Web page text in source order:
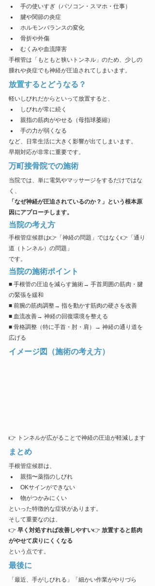
手の使いすぎ（パソコン・スマホ・仕事）
腱や関節の炎症
ホルモンバランスの変化
骨折や外傷
むくみや血流障害
手根管は「もともと狭いトンネル」のため、少しの
腫れや炎症でも神経が圧迫されてしまいます。
放置するとどうなる？
軽いしびれだからといって放置すると、
しびれが常に続く
親指の筋肉がやせる（母指球萎縮）
手の力が弱くなる
など、日常生活に大きく影響が出てしまいます。
早期対応が非常に重要です。
万町接骨院での施術
当院では、単に電気やマッサージをするだけではな
く、
「なぜ神経が圧迫されているのか？」という根本原
因にアプローチします。
当院の考え方
手根管症候群は👉「神経の問題」ではなく👉「通り
道（トンネル）の問題」
です。
当院の施術ポイント
■ 手根管の圧迫を減らす施術→ 手首周囲の筋肉・腱
の緊張を緩和
■ 前腕の筋肉調整→ 指を動かす筋肉の硬さを改善
■ 血流改善→ 神経の回復環境を整える
■ 骨格調整（特に手首・肘・肩）→ 神経の通り道を
広げる
イメージ図（施術の考え方）
👉 トンネルが広がることで神経の圧迫が軽減します
まとめ
手根管症候群は、
親指〜薬指のしびれ
OKサインができない
物がつかみにくい
といった特徴的な症状があります。
そして重要なのは、
👉 早く対処すれば改善しやすい👉 放置すると筋肉
がやせて戻りにくくなる
という点です。
最後に
「最近、手がしびれる」「細かい作業がやりづら